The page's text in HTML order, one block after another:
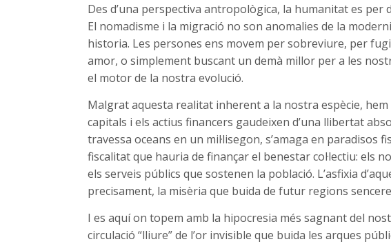
Des d’una perspectiva antropològica, la humanitat es per
El nomadisme i la migració no son anomalies de la
historia. Les persones ens movem per sobreviure, per
amor, o simplement buscant un demà millor per a les
el motor de la nostra evolució.
Malgrat aquesta realitat inherent a la nostra espècie,
capitals i els actius financers gaudeixen d’una llibertat
travessa oceans en un mil·lisegon, s’amaga en paradisos
fiscalitat que hauria de finançar el benestar col·lectiu: els
els serveis públics que sostenen la població. L’asfixia
precisament, la misèria que buida de futur regions
I es aquí on topem amb la hipocresia més sagnant del
circulació “lliure” de l’or invisible que buida les arques